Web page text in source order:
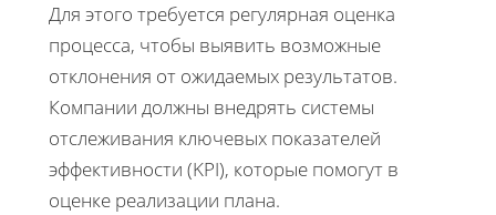
Для этого требуется регулярная оценка
процесса, чтобы выявить возможные
отклонения от ожидаемых результатов.
Компании должны внедрять системы
отслеживания ключевых показателей
эффективности (KPI), которые помогут в
оценке реализации плана.